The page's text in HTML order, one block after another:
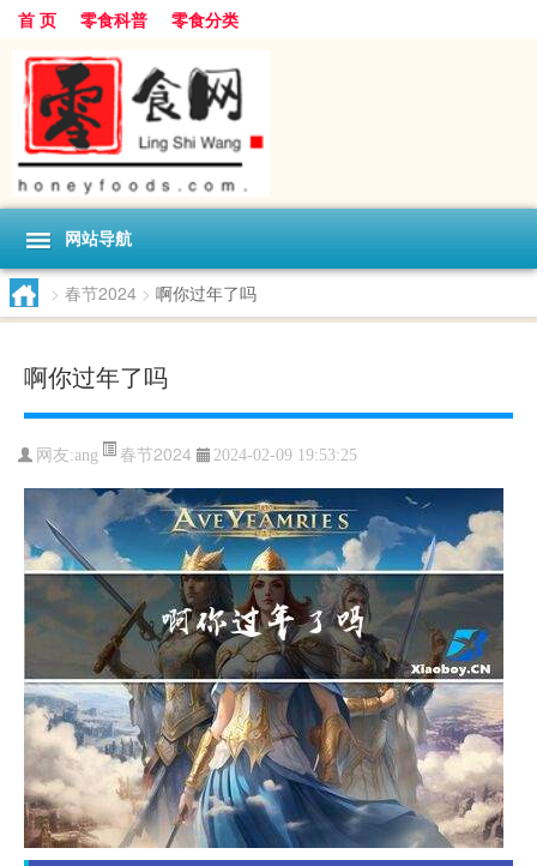
首 页 零食科普 零食分类
网站导航
> 春节2024 > 啊你过年了吗
啊你过年了吗
网友:ang 春节2024 2024-02-09 19:53:25